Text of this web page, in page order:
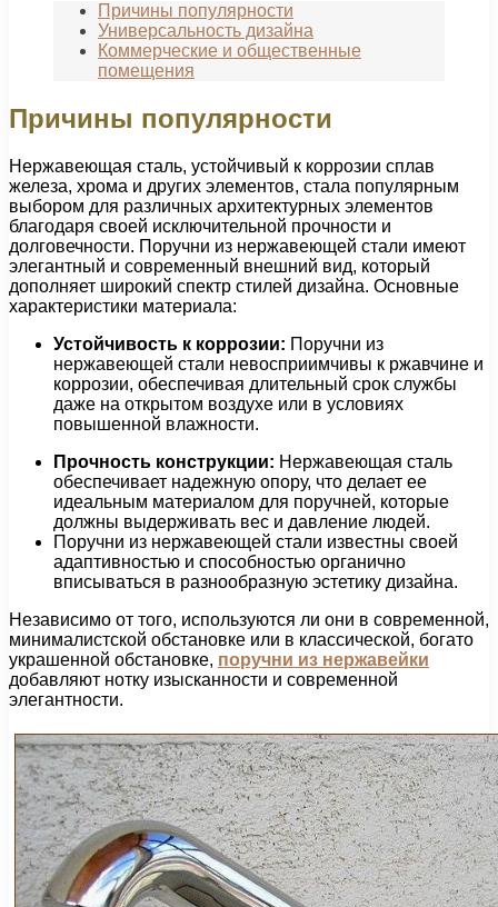
Причины популярности
Универсальность дизайна
Коммерческие и общественные
помещения
Причины популярности
Нержавеющая сталь, устойчивый к коррозии сплав
железа, хрома и других элементов, стала популярным
выбором для различных архитектурных элементов
благодаря своей исключительной прочности и
долговечности. Поручни из нержавеющей стали имеют
элегантный и современный внешний вид, который
дополняет широкий спектр стилей дизайна. Основные
характеристики материала:
Устойчивость к коррозии: Поручни из
нержавеющей стали невосприимчивы к ржавчине и
коррозии, обеспечивая длительный срок службы
даже на открытом воздухе или в условиях
повышенной влажности.
Прочность конструкции: Нержавеющая сталь
обеспечивает надежную опору, что делает ее
идеальным материалом для поручней, которые
должны выдерживать вес и давление людей.
Поручни из нержавеющей стали известны своей
адаптивностью и способностью органично
вписываться в разнообразную эстетику дизайна.
Независимо от того, используются ли они в современной,
минималистской обстановке или в классической, богато
украшенной обстановке, поручни из нержавейки
добавляют нотку изысканности и современной
элегантности.